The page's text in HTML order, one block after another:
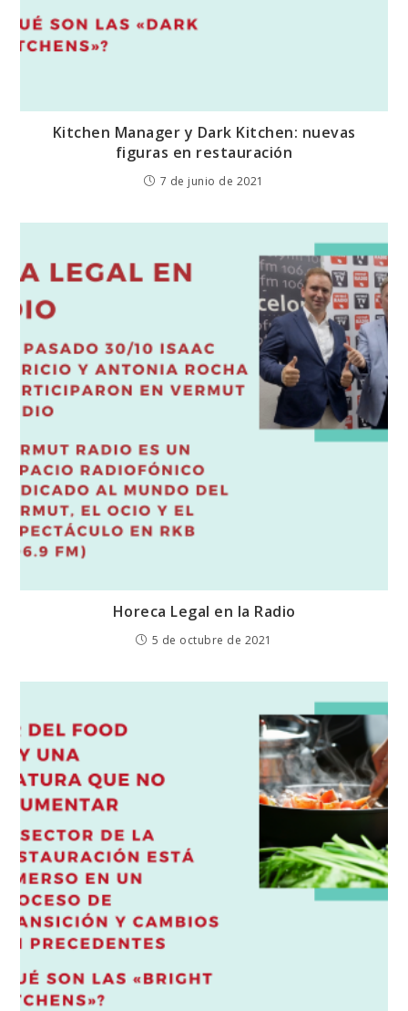
Kitchen Manager y Dark Kitchen: nuevas
figuras en restauración
7 de junio de 2021
Horeca Legal en la Radio
5 de octubre de 2021